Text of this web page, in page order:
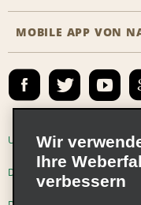
Das Business
Emerald Club
Barrierefreiheit
Kontakt
E-Mail anmelden
MOBILE APP VON
Unternehmensinformationen
Datenschutzrichtlinie
Wir
Ihre
verbessern